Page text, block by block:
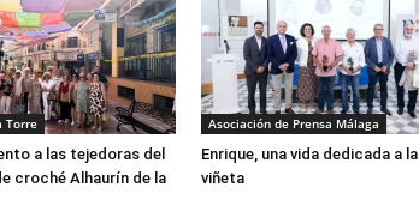
Torre
a las tejedoras del
croché Alhaurín de la
Asociación de Prensa Málaga
Enrique, una vida dedicada a la
viñeta